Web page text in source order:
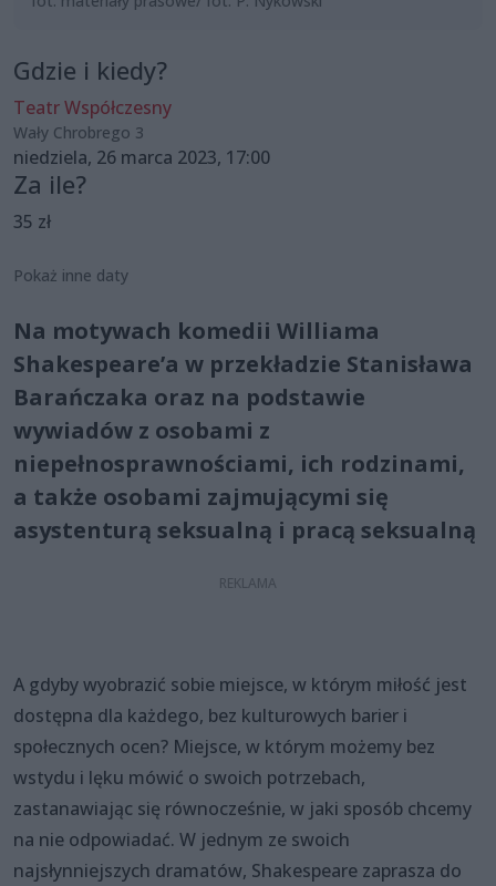
Gdzie i kiedy?
Teatr Współczesny
Wały Chrobrego 3
niedziela, 26 marca 2023, 17:00
Za ile?
35 zł
Pokaż inne daty
Na motywach komedii Williama
Shakespeare’a w przekładzie Stanisława
Barańczaka oraz na podstawie
wywiadów z osobami z
niepełnosprawnościami, ich rodzinami,
a także osobami zajmującymi się
asystenturą seksualną i pracą seksualną
A gdyby wyobrazić sobie miejsce, w którym miłość jest
dostępna dla każdego, bez kulturowych barier i
społecznych ocen? Miejsce, w którym możemy bez
wstydu i lęku mówić o swoich potrzebach,
zastanawiając się równocześnie, w jaki sposób chcemy
na nie odpowiadać. W jednym ze swoich
najsłynniejszych dramatów, Shakespeare zaprasza do